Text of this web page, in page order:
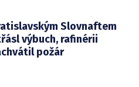
Slovnaftem
výbuch, rafinérii
požár